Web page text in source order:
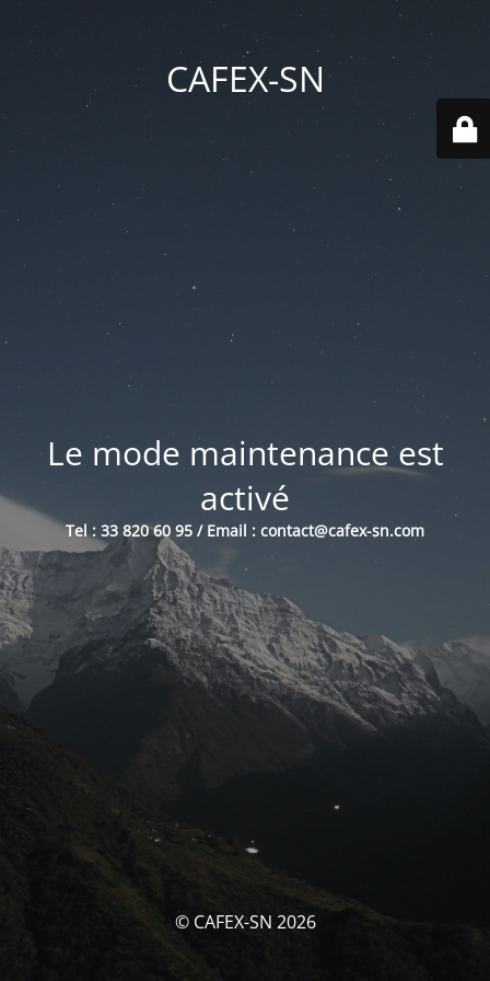
CAFEX-SN
Le mode maintenance est
activé
Tel : 33 820 60 95 / Email : contact@cafex-sn.com
© CAFEX-SN 2026